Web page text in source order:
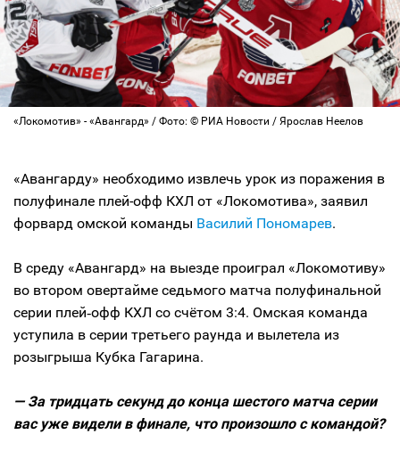
«Локомотив» - «Авангард» / Фото: © РИА Новости / Ярослав Неелов
«Авангарду» необходимо извлечь урок из поражения в
полуфинале плей-офф КХЛ от «Локомотива», заявил
форвард омской команды Василий Пономарев.
В среду «Авангард» на выезде проиграл «Локомотиву»
во втором овертайме седьмого матча полуфинальной
серии плей‑офф КХЛ со счётом 3:4. Омская команда
уступила в серии третьего раунда и вылетела из
розыгрыша Кубка Гагарина.
— За тридцать секунд до конца шестого матча серии
вас уже видели в финале, что произошло с командой?